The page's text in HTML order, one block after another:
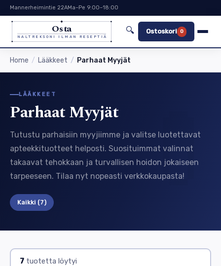
Mannerheimintie 22AMa–Pe 9:00–18:00
Osta
NALTREKSONI ILMAN RESEPTIÄ
🔍 Ostoskori 0
Home Lääkkeet Parhaat Myyjät
LÄÄKKEET
Parhaat Myyjät
Tutustu parhaisiin myyjiimme ja valitse luotettavat
apteekkituotteet helposti. Suosituimmat valinnat
takaavat tehokkaan ja turvallisen hoidon jokaiseen
tarpeeseen. Tilaa nyt nopeasti verkkokaupasta!
Kaikki (7)
7 tuotetta löytyi